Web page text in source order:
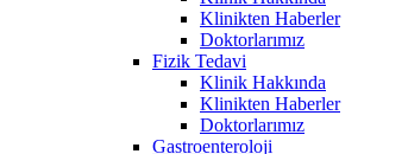
Klinikten Haberler
Doktorlarımız
Fizik Tedavi
Klinik Hakkında
Klinikten Haberler
Doktorlarımız
Gastroenteroloji